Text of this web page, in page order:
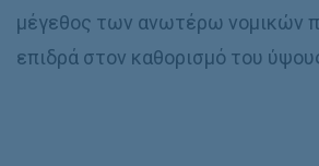
μέγεθος των ανωτέρω νομικών
επιδρά στον καθορισμό του